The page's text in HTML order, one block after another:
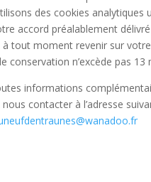
des cookies analytiques
accord préalablement
à tout moment revenir sur
conservation n’excède pas 13
informations
contacter à l’adresse